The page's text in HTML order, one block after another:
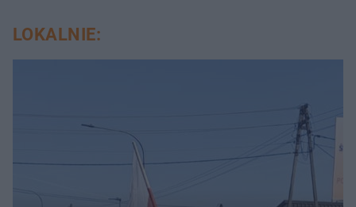
LOKALNIE: